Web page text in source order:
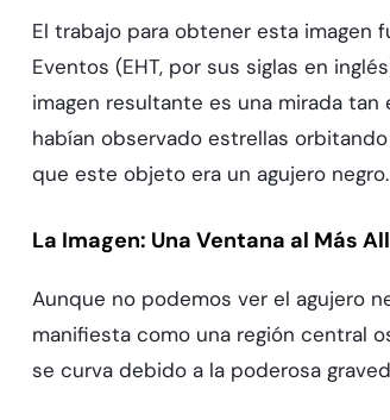
El trabajo para obtener esta imagen
Eventos (EHT, por sus siglas en
imagen resultante es una mirada
habían observado estrellas
que este objeto era un agujero negro.
La Imagen: Una Ventana al Más
Aunque no podemos ver el agujero
manifiesta como una región central
se curva debido a la poderosa